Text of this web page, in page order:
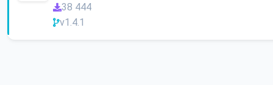
38 444
v1.4.1